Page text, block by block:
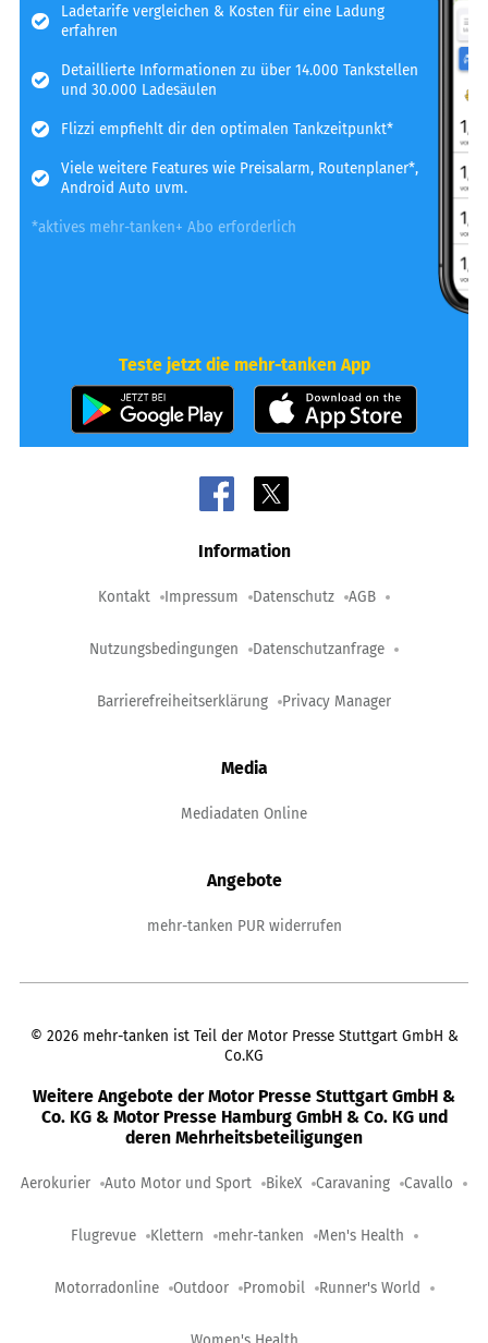
Ladetarife vergleichen & Kosten für eine Ladung
erfahren
Detaillierte Informationen zu über 14.000 Tankstellen
und 30.000 Ladesäulen
Flizzi empfiehlt dir den optimalen Tankzeitpunkt*
Viele weitere Features wie Preisalarm, Routenplaner*,
Android Auto uvm.
*aktives mehr-tanken+ Abo erforderlich
Teste jetzt die mehr-tanken App
Information
Kontakt Impressum Datenschutz AGB
Nutzungsbedingungen Datenschutzanfrage
Barrierefreiheitserklärung Privacy Manager
Media
Mediadaten Online
Angebote
mehr-tanken PUR widerrufen
© 2026 mehr-tanken ist Teil der Motor Presse Stuttgart GmbH &
Co.KG
Weitere Angebote der Motor Presse Stuttgart GmbH &
Co. KG & Motor Presse Hamburg GmbH & Co. KG und
deren Mehrheitsbeteiligungen
Aerokurier Auto Motor und Sport BikeX Caravaning Cavallo
Flugrevue Klettern mehr-tanken Men's Health
Motorradonline Outdoor Promobil Runner's World